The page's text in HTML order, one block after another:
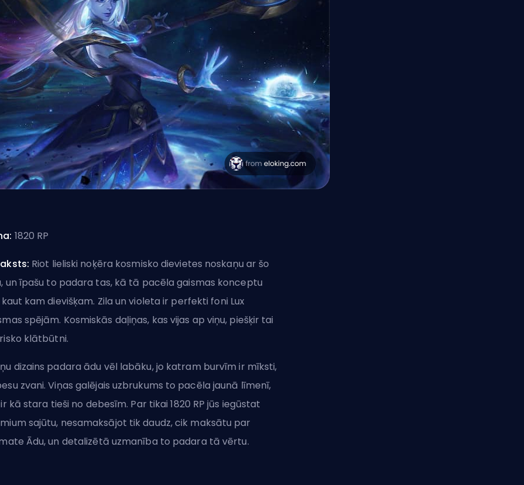
1820 RP
Riot lieliski noķēra kosmisko dievietes noskaņu ar šo
, un īpašu to padara tas, kā tā pacēla gaismas konceptu
kam dievišķam. Zila un violeta ir perfekti foni Lux
spējām. Kosmiskās daļiņas, kas vijas ap viņu, piešķir tai
klātbūtni.
dizains padara ādu vēl labāku, jo katram burvīm ir mīksti,
zvani. Viņas galējais uzbrukums to pacēla jaunā līmenī,
kā stara tieši no debesīm. Par tikai 1820 RP jūs iegūstat
sajūtu, nesamaksājot tik daudz, cik maksātu par
Ādu, un detalizētā uzmanība to padara tā vērtu.